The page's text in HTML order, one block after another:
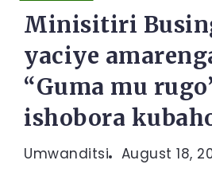
Minisitiri
yaciye
“Guma mu
ishobora
Umwanditsi August 18,